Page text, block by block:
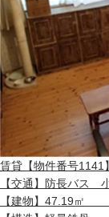
賃貸 【物件番号
【交通】 防長バス
【建物】 47.19㎡